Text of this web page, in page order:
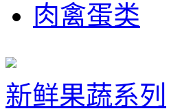
肉禽蛋类
新鲜果蔬系列